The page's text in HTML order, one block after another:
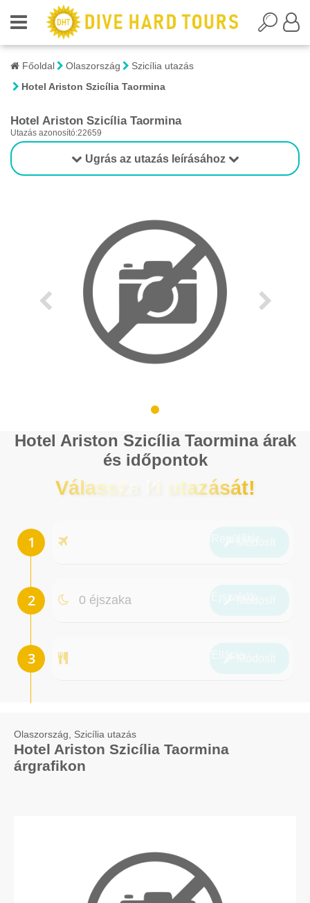
Főoldal Olaszország
Szicília utazás
Hotel Ariston Szicília Taormina
Hotel Ariston Szicília Taormina
Utazás azonosító:22659
Ugrás az utazás leírásához
Hotel Ariston Szicília Taormina árak
és időpontok
Válassza ki utazását!
0 éjszaka
Olaszország, Szicília utazás
Hotel Ariston Szicília Taormina
árgrafikon